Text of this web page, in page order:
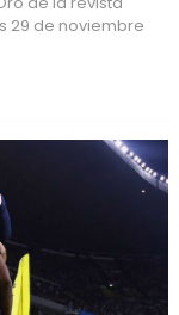
29 de noviembre